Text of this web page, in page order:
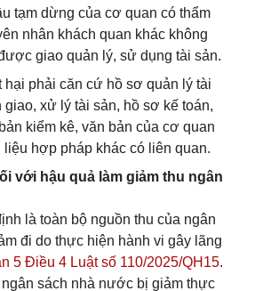
tạm dừng của cơ quan có thẩm
nhân khách quan khác không
giao quản lý, sử dụng tài sản.
hại phải căn cứ hồ sơ quản lý tài
giao, xử lý tài sản, hồ sơ kế toán,
kiểm kê, văn bản của cơ quan
liệu hợp pháp khác có liên quan.
với hậu quả làm giảm thu ngân
là toàn bộ nguồn thu của ngân
đi do thực hiện hành vi gây lãng
5 Điều 4 Luật số 110/2025/QH15.
sách nhà nước bị giảm thực